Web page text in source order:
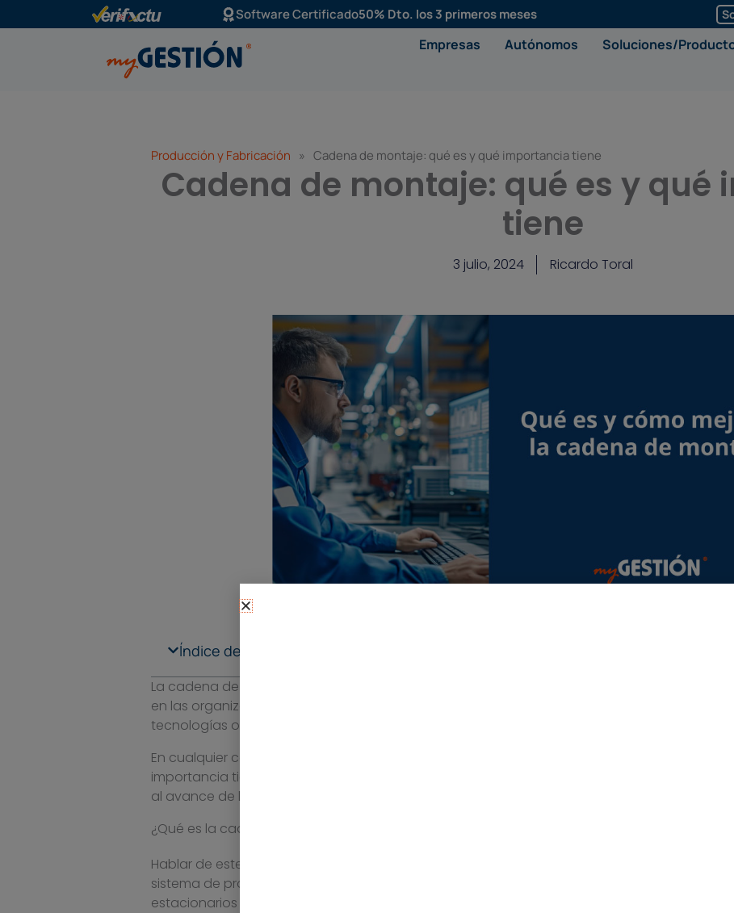
al
Software Certificado50% Dto. los 3 primeros meses
Empresas Autónomos Soluciones/
Producción y Fabricación » Cadena de montaje: qué es y qué importancia tiene
Cadena de montaje: qué es y qué
tiene
3 julio, 2024 Ricardo Toral
Índice de contenidos
La cadena de montaje ha ido evolucionando a lo largo del tiempo, pero sigue
en las organizaciones. La industria 4.0 ha planteado nuevos escenarios en los que la
tecnologías ocupan un papel determinante, haciendo que los procesos funcionen desde
En cualquier caso, te invitamos a conocer en qué consiste la idea de la cadena de
importancia tiene en la actualidad cuando los procesos en la industria están cambiando
al avance de las nuevas tecnologías y la
¿Qué es la cadena de montaje y cuáles son sus orígenes?
Hablar de este concepto implica remontarse a la
, su
sistema de producción en masa que permite transportar los artículos a través de una serie
estacionarios que se ocupan de que cada procedimiento se realiza de manera